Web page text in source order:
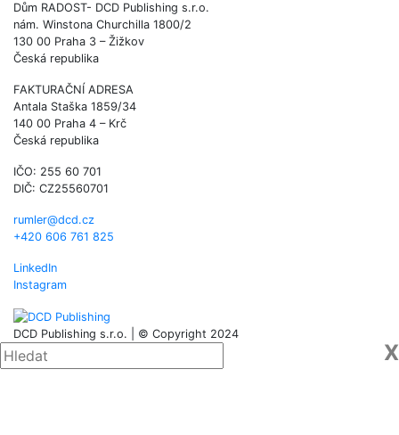
Dům RADOST- DCD Publishing s.r.o.
nám. Winstona Churchilla 1800/2
130 00 Praha 3 – Žižkov
Česká republika
FAKTURAČNÍ ADRESA
Antala Staška 1859/34
140 00 Praha 4 – Krč
Česká republika
IČO: 255 60 701
DIČ: CZ25560701
rumler@dcd.cz
+420 606 761 825
LinkedIn
Instagram
DCD Publishing s.r.o. | © Copyright 2024
X